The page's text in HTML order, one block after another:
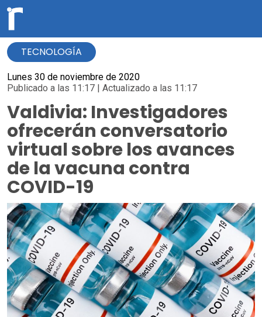
TECNOLOGÍA
Lunes 30 de noviembre de 2020
Publicado a las 11:17 | Actualizado a las 11:17
Valdivia: Investigadores
ofrecerán conversatorio
virtual sobre los avances
de la vacuna contra
COVID-19